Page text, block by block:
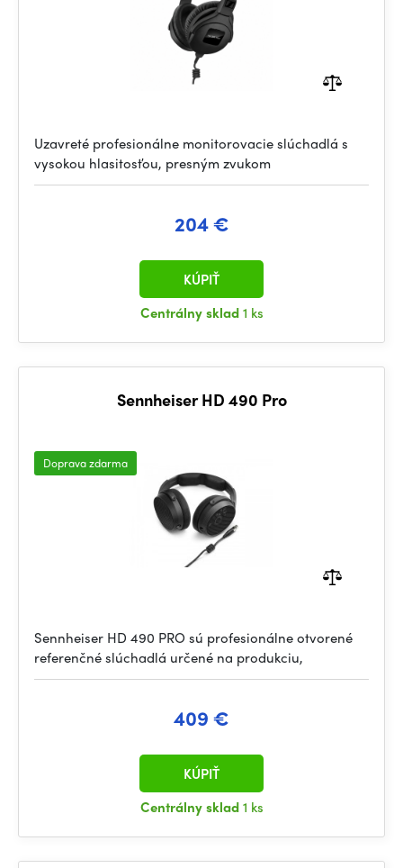
Uzavreté profesionálne monitorovacie slúchadlá s
vysokou hlasitosťou, presným zvukom
204 €
Centrálny sklad1 ks
KÚPIŤ
Sennheiser HD 490 Pro
Doprava zdarma
Sennheiser HD 490 PRO sú profesionálne otvorené
referenčné slúchadlá určené na produkciu,
409 €
Centrálny sklad1 ks
KÚPIŤ